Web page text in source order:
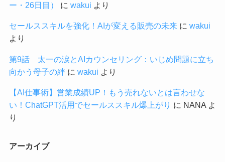
ー・26日目）
に wakui より
セールススキルを強化！AIが変える販売の未来に wakui
より
第9話 太一の涙とAIカウンセリング：いじめ問題に立ち
向かう母子の絆に wakui より
【AI仕事術】営業成績UP！もう売れないとは言わせな
い！ChatGPT活用でセールススキル爆上がり に NANAよ
り
アーカイブ